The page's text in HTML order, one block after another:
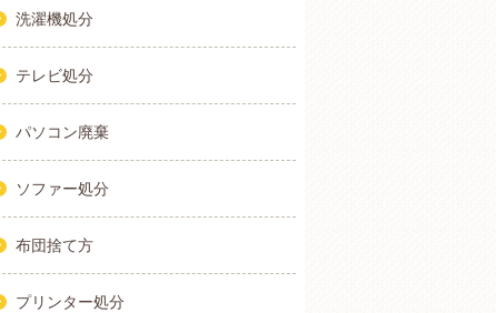
洗濯機処分
テレビ処分
パソコン廃棄
ソファー処分
布団捨て方
プリンター処分